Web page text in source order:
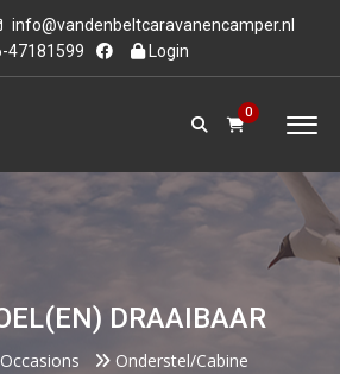
info@vandenbeltcaravanencamper.nl
47181599
Login
0
DRAAIBAAR
Occasions
Onderstel/cabine